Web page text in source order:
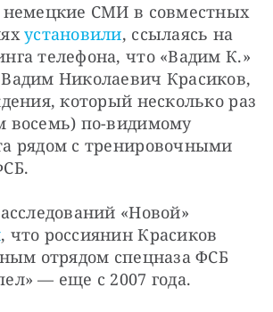
немецкие СМИ в совместных
установили, ссылаясь на
телефона, что «Вадим К.»
Николаевич Красиков,
который несколько раз
восемь) по-видимому
рядом с тренировочными
, что россиянин Красиков
отрядом спецназа ФСБ
— еще с 2007 года.